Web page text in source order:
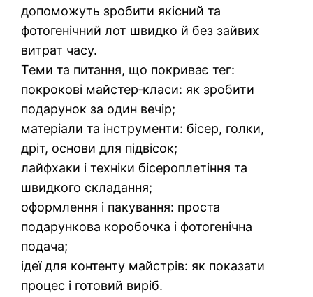
допоможуть зробити якісний та
фотогенічний лот швидко й без зайвих
витрат часу.
Теми та питання, що покриває тег:
покрокові майстер‑класи: як зробити
подарунок за один вечір;
матеріали та інструменти: бісер, голки,
дріт, основи для підвісок;
лайфхаки і техніки бісероплетіння та
швидкого складання;
оформлення і пакування: проста
подарункова коробочка і фотогенічна
подача;
ідеї для контенту майстрів: як показати
процес і готовий виріб.